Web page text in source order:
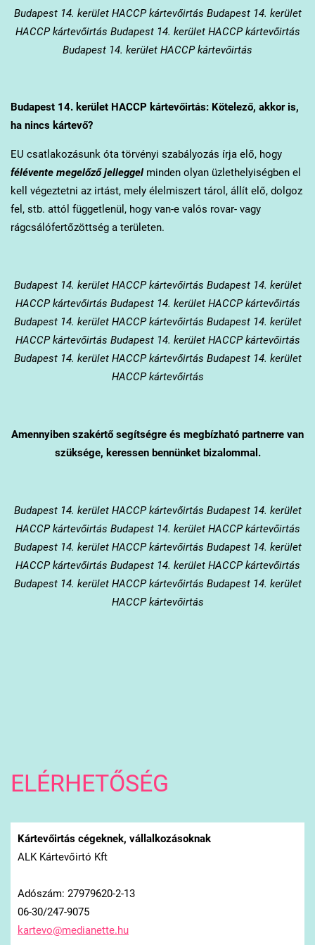
Budapest 14. kerületHACCP kártevőirtás Budapest 14. kerület
HACCP kártevőirtás Budapest 14. kerület HACCP kártevőirtás
Budapest 14. kerület HACCP kártevőirtás
Budapest 14. kerületHACCP kártevőirtás: Kötelező, akkor is,
ha nincs kártevő?
EU csatlakozásunk óta törvényi szabályozás írja elő, hogy
félévente megelőző jelleggelminden olyan üzlethelyiségben el
kell végeztetni az irtást, mely élelmiszert tárol, állít elő, dolgoz
fel, stb. attól függetlenül, hogy van-e valós rovar- vagy
rágcsálófertőzöttség a területen.
Budapest 14. kerületHACCP kártevőirtás Budapest 14. kerület
HACCP kártevőirtás Budapest 14. kerület HACCP kártevőirtás
Budapest 14. kerület HACCP kártevőirtás Budapest 14. kerület
HACCP kártevőirtás Budapest 14. kerület HACCP kártevőirtás
Budapest 14. kerület HACCP kártevőirtás Budapest 14. kerület
HACCP kártevőirtás
Amennyiben szakértő segítségre és megbízható partnerre van
szüksége, keressen bennünket bizalommal.
Budapest 14. kerületHACCP kártevőirtás Budapest 14. kerület
HACCP kártevőirtás Budapest 14. kerület HACCP kártevőirtás
Budapest 14. kerület HACCP kártevőirtás Budapest 14. kerület
HACCP kártevőirtás Budapest 14. kerület HACCP kártevőirtás
Budapest 14. kerület HACCP kártevőirtás Budapest 14. kerület
HACCP kártevőirtás
ELÉRHETŐSÉG
Kártevőirtás cégeknek, vállalkozásoknak
ALK Kártevőirtó Kft
Adószám: 27979620-2-13
06-30/247-9075
kartevo@medianette.hu